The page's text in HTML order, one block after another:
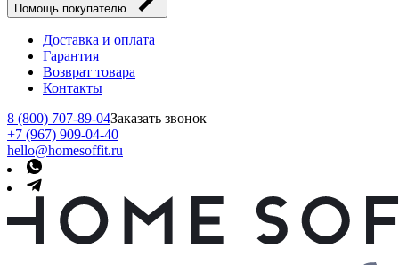
Помощь покупателю
Доставка и оплата
Гарантия
Возврат товара
Контакты
8 (800) 707-89-04Заказать звонок
+7 (967) 909-04-40
hello@homesoffit.ru